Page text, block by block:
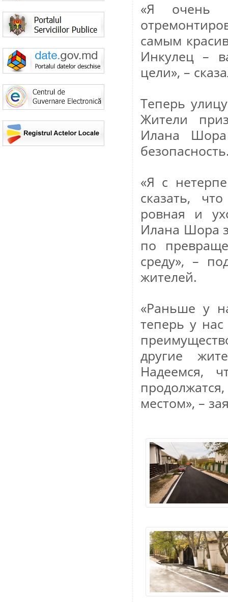
«Я очень
самым
Инкулец –
цели», –
Теперь
Жители
Илана
«Я с
сказать,
ровная и
Илана Шора
по
среду», –
жителей.
«Раньше у
теперь у
другие
Надеемся,
местом», –